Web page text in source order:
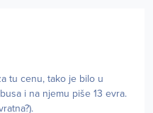
tu cenu, tako je bilo u
i na njemu piše 13 evra.